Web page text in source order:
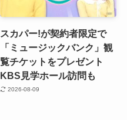
スカパー!が契約者限定で
「ミュージックバンク」観
覧チケットをプレゼント
KBS見学ホール訪問も
2026-08-09